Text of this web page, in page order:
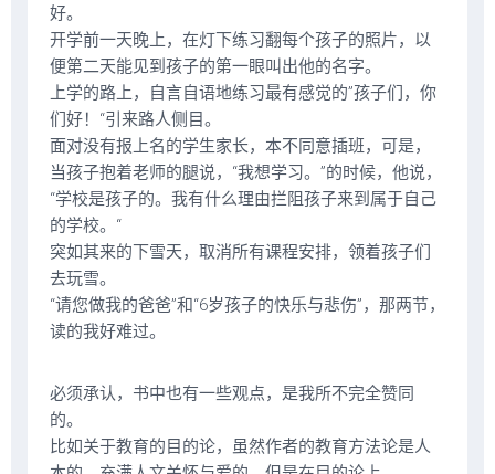
好。
开学前一天晚上，在灯下练习翻每个孩子的照片，以
便第二天能见到孩子的第一眼叫出他的名字。
上学的路上，自言自语地练习最有感觉的”孩子们，你
们好！“引来路人侧目。
面对没有报上名的学生家长，本不同意插班，可是，
当孩子抱着老师的腿说，“我想学习。”的时候，他说，
“学校是孩子的。我有什么理由拦阻孩子来到属于自己
的学校。“
突如其来的下雪天，取消所有课程安排，领着孩子们
去玩雪。
“请您做我的爸爸”和“6岁孩子的快乐与悲伤”，那两节，
读的我好难过。
必须承认，书中也有一些观点，是我所不完全赞同
的。
比如关于教育的目的论，虽然作者的教育方法论是人